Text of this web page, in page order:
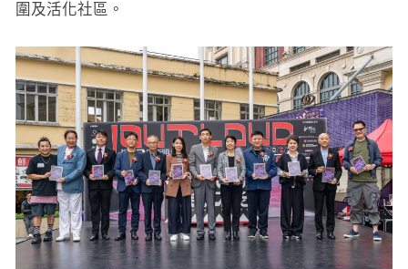
圍及活化社區。